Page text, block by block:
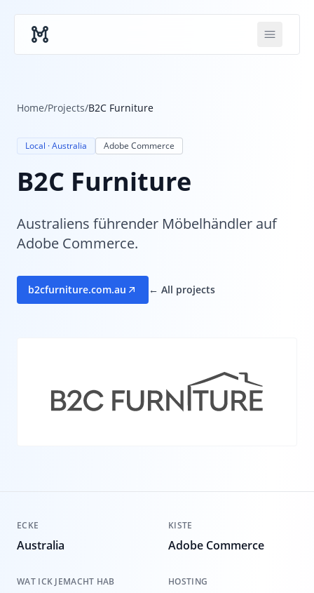
Home/Projects/B2C Furniture
Local · Australia Adobe Commerce
B2C Furniture
Australiens führender Möbelhändler auf
Adobe Commerce.
b2cfurniture.com.au ← All projects
ECKE
Australia
KISTE
Adobe Commerce
WAT ICK JEMACHT HAB HOSTING